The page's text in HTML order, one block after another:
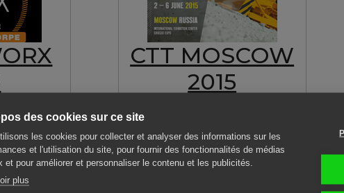
UK
LTD
CTT MOSCOW
2015
Visit our Dealer:TRADICIA-K
des cookies sur ce site
les cookies pour collecter et analyser des informations sur les
et l'utilisation du site, pour fournir des fonctionnalités de médias
et pour améliorer et personnaliser le contenu et les publicités.
plus